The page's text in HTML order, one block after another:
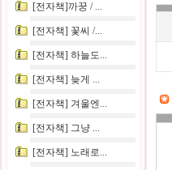
[전자책]까꿍 / ...
[전자책] 꽃씨 /...
[전자책] 하늘도...
[전자책] 늦게 ...
[전자책] 겨울엔...
[전자책] 그냥 ...
[전자책] 노래로...